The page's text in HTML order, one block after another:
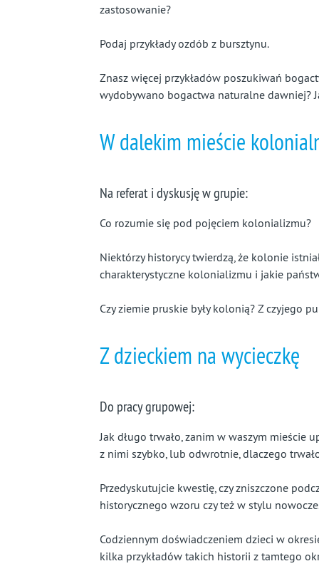
zastosowanie?
Podaj przykłady ozdób z bursztynu.
Znasz więcej przykładów poszukiwań
wydobywano bogactwa naturalne dawniej?
W dalekim mieście
Na referat i dyskusję w grupie:
Co rozumie się pod pojęciem kolonializmu?
Niektórzy historycy twierdzą, że kolonie
charakterystyczne kolonializmu i jakie
Czy ziemie pruskie były kolonią? Z czyjego
Z dzieckiem na wycieczkę
Do pracy grupowej:
Jak długo trwało, zanim w waszym mieście
z nimi szybko, lub odwrotnie, dlaczego
Przedyskutujcie kwestię, czy zniszczone
historycznego wzoru czy też w stylu
Codziennym doświadczeniem dzieci w
kilka przykładów takich historii z tamtego